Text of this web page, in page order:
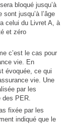
bloqué jusqu’à
jusqu’à l’âge
celui du Livret A, à
et zéro
c’est le cas pour
vie. En
évoquée, ce qui
vie. Une
par les
des PER.
fixée par les
indiqué que le